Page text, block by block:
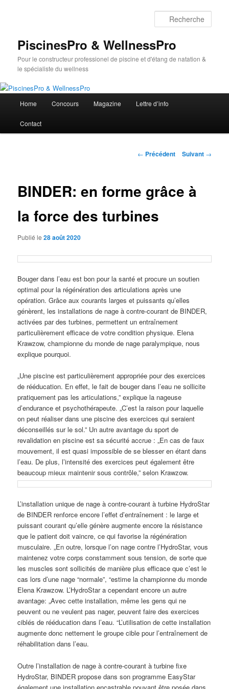
PiscinesPro & WellnessPro
Pour le constructeur professionel de piscine et d'étang de natation &
le spécialiste du wellness
principal
Home Concours Magazine Lettre d’info
Contact
Navigation
← Précédent Suivant →
BINDER: en forme grâce à
la force des turbines
Publié le28 août 2020
Bouger dans l’eau est bon pour la santé et procure un soutien
optimal pour la régénération des articulations après une
opération. Grâce aux courants larges et puissants qu’elles
génèrent, les installations de nage à contre-courant de BINDER,
activées par des turbines, permettent un entraînement
particulièrement efficace de votre condition physique. Elena
Krawzow, championne du monde de nage paralympique, nous
explique pourquoi.
„Une piscine est particulièrement appropriée pour des exercices
de rééducation. En effet, le fait de bouger dans l’eau ne sollicite
pratiquement pas les articulations,” explique la nageuse
d’endurance et psychothérapeute. „C’est la raison pour laquelle
on peut réaliser dans une piscine des exercices qui seraient
déconseillés sur le sol.” Un autre avantage du sport de
revalidation en piscine est sa sécurité accrue : „En cas de faux
mouvement, il est quasi impossible de se blesser en étant dans
l’eau. De plus, l’intensité des exercices peut également être
beaucoup mieux maintenir sous contrôle,” selon Krawzow.
L’installation unique de nage à contre-courant à turbine HydroStar
de BINDER renforce encore l’effet d’entraînement : le large et
puissant courant qu’elle génère augmente encore la résistance
que le patient doit vaincre, ce qui favorise la régénération
musculaire. „En outre, lorsque l’on nage contre l’HydroStar, vous
maintenez votre corps constamment sous tension, de sorte que
les muscles sont sollicités de manière plus efficace que c’est le
cas lors d’une nage “normale”, “estime la championne du monde
Elena Krawzow. L’HydroStar a cependant encore un autre
avantage: „Avec cette installation, même les gens qui ne
peuvent ou ne veulent pas nager, peuvent faire des exercices
ciblés de rééducation dans l’eau. “L’utilisation de cette installation
augmente donc nettement le groupe cible pour l’entraînement de
réhabilitation dans l’eau.
Outre l’installation de nage à contre-courant à turbine fixe
HydroStar, BINDER propose dans son programme EasyStar
également une installation encastrable pouvant être posée dans